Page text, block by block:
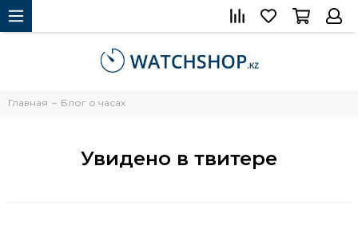
Главная Блог о часах
Увидено в твитере